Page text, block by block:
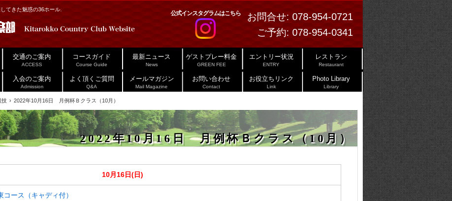
てきた魅惑の36ホール.
公式インスタグラムはこちら お問合せ: 078-954-0721
ご予約: 078-954-0341
交通のご案内
ACCESS
コースガイド
Course Guide
最新ニュース
News
ゲストプレー料金
GREEN FEE
エントリー状況
ENTRY
レストラン
Restaurant
入会のご案内
Admission
よく頂くご質問
Q&A
メールマガジン
Mail Magazine
お問い合わせ
Contact
お役立ちリンク
Link
Photo Library
Library
技 2022年10月16日 月例杯Ｂクラス（10月）
2022年10月16日 月例杯Ｂクラス（10月）
10月16日(日)
コース（キャディ付）